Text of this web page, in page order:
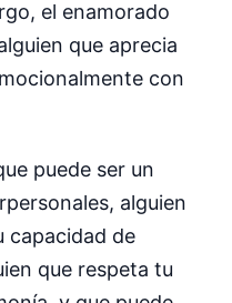
el enamorado
que aprecia
con
puede ser un
alguien
capacidad de
que respeta tu